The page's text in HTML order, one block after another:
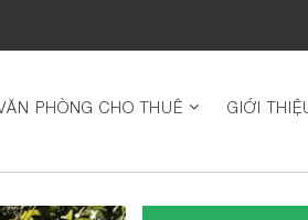
PHÒNG CHO THUÊ GIỚI